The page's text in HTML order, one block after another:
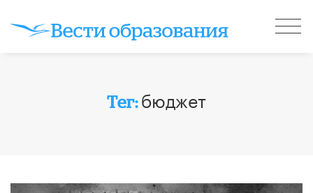
Тег:бюджет